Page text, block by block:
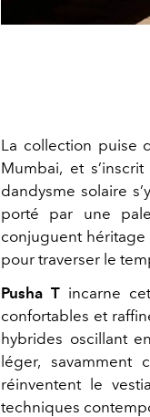
La collection puise
Mumbai, et
dandysme solaire
porté par une
conjuguent
pour traverser le
Pusha T incarne
confortables et
hybrides oscillant
léger, savamment
réinventent le
techniques